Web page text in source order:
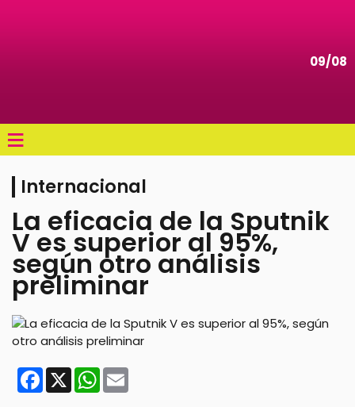
09/08
≡
Internacional
La eficacia de la Sputnik
V es superior al 95%,
según otro análisis
preliminar
Facebook
X WhatsApp
Email